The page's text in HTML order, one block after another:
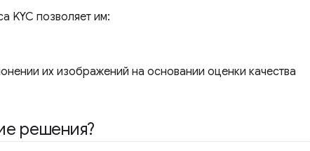
KYC позволяет им:
их изображений на основании оценки качества
решения?